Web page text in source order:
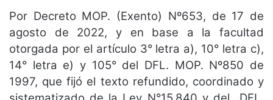
Por Decreto MOP. (Exento) Nº653, de 17 de
agosto de 2022, y en base a la facultad
otorgada por el artículo 3° letra a), 10° letra c),
14° letra e) y 105° del DFL. MOP. Nº850 de
1997, que fijó el texto refundido, coordinado y